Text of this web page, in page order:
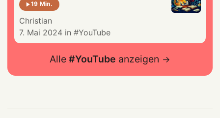
19 Min.
Christian
7. Mai 2024 in YouTube
Alle YouTube anzeigen